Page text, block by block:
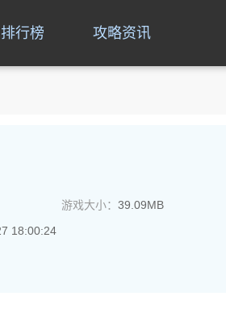
排行榜 攻略资讯
游戏大小： 39.09MB
18:00:24